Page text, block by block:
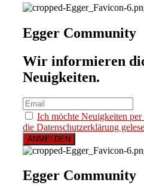
Egger Community
Wir informieren
Neuigkeiten.
Ich möchte Neuigkeiten
die Datenschutzerklärung
Egger Community